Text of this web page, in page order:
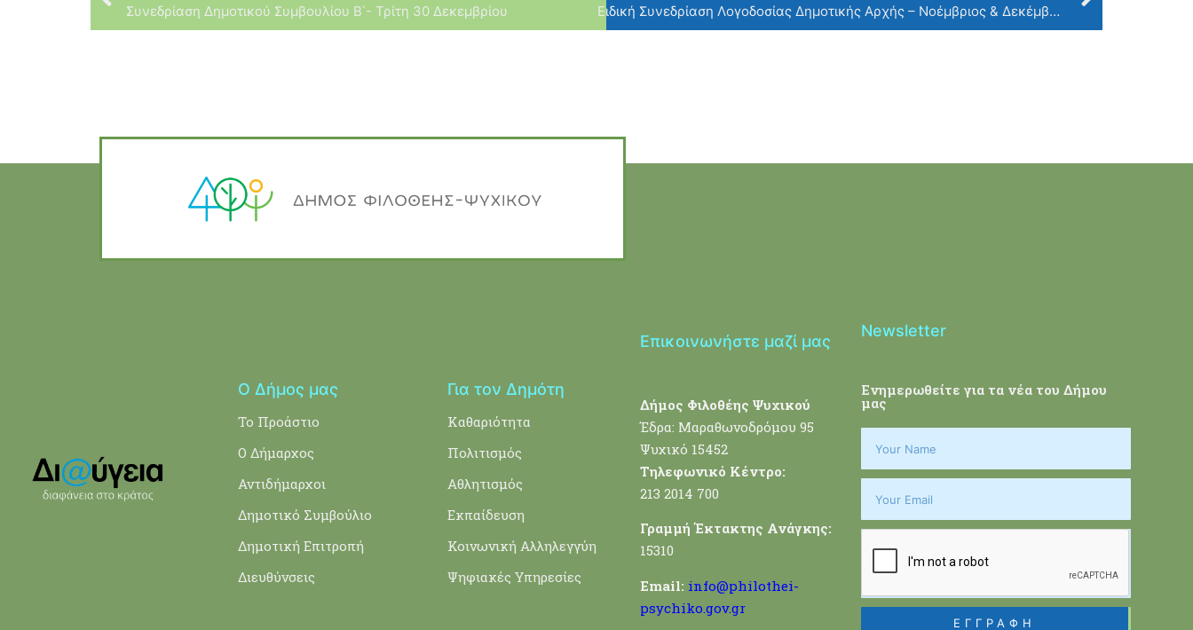
Συνεδρίαση Δημοτικού Συμβουλίου Β΄- Τρίτη 30 Δεκεμβρίου Ειδική Συνεδρίαση Λογοδοσίας Δημοτικής Αρχής – Νοέμβριος & Δεκέμβριος 2025
Ο Δήμος μας
Το Προάστιο
Ο Δήμαρχος
Αντιδήμαρχοι
Δημοτικό Συμβούλιο
Δημοτική Επιτροπή
Διευθύνσεις
Για τον Δημότη
Καθαριότητα
Πολιτισμός
Αθλητισμός
Εκπαίδευση
Κοινωνική Αλληλεγγύη
Ψηφιακές Υπηρεσίες
Επικοινωνήστε μαζί μας
Δήμος Φιλοθέης Ψυχικού
Έδρα: Μαραθωνοδρόμου 95
Ψυχικό 15452
Τηλεφωνικό Κέντρο:
213 2014 700
Γραμμή Έκτακτης Ανάγκης:
15310
Email: info@philothei-
psychiko.gov.gr
Newsletter
Ενημερωθείτε για τα νέα του Δήμου
μας
ΕΓΓΡΑΦΗ